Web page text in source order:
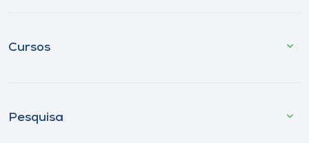
Cursos
Pesquisa